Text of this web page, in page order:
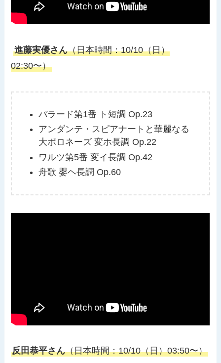
進藤実優さん（日本時間：10/10（日）
02:30〜）
バラード第1番 ト短調 Op.23
アンダンテ・スピアナートと華麗なる
大ポロネーズ 変ホ長調 Op.22
ワルツ第5番 変イ長調 Op.42
舟歌 嬰ヘ長調 Op.60
反田恭平さん（日本時間：10/10（日）03:50〜）